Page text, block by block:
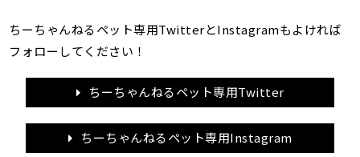
ちーちゃんねるペット専用TwitterとInstagramもよければ
フォローしてください！
ちーちゃんねるペット専用Twitter
ちーちゃんねるペット専用Instagram